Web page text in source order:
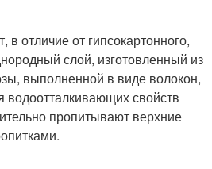
в отличие от гипсокартонного,
слой, изготовленный из
выполненной в виде волокон,
водоотталкивающих свойств
пропитывают верхние